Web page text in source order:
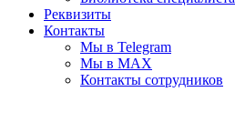
Реквизиты
Контакты
Мы в Telegram
Мы в MAX
Контакты сотрудников